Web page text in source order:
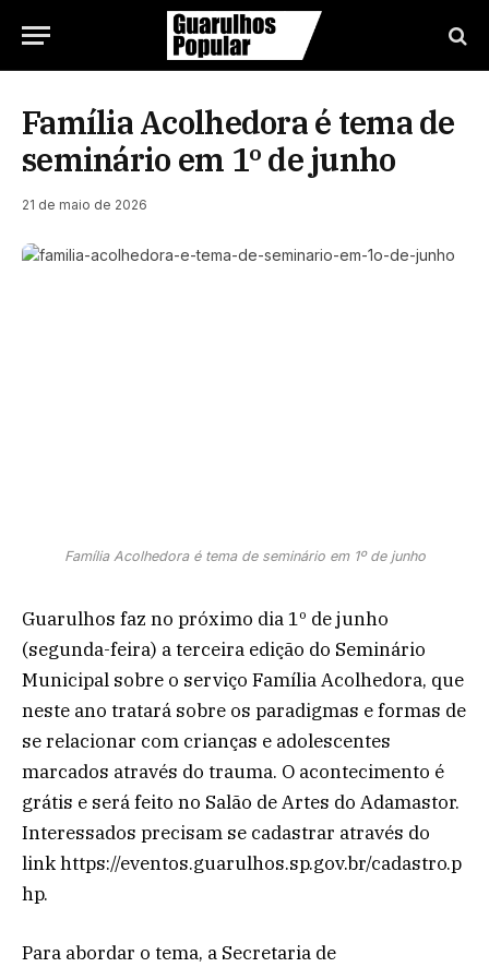
Família Acolhedora é tema de
seminário em 1º de junho
21 de maio de 2026
Família Acolhedora é tema de seminário em 1º de junho
Guarulhos faz no próximo dia 1º de junho
(segunda-feira) a terceira edição do Seminário
Municipal sobre o serviço Família Acolhedora, que
neste ano tratará sobre os paradigmas e formas de
se relacionar com crianças e adolescentes
marcados através do trauma. O acontecimento é
grátis e será feito no Salão de Artes do Adamastor.
Interessados precisam se cadastrar através do
link https://eventos.guarulhos.sp.gov.br/cadastro.p
hp.
Para abordar o tema, a Secretaria de